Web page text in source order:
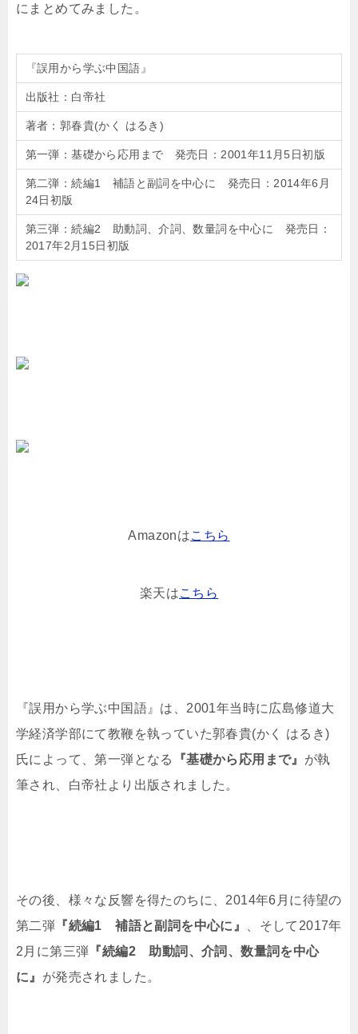
にまとめてみました。
『誤用から学ぶ中国語』
出版社：白帝社
著者：郭春貴(かく はるき)
第一弾：基礎から応用まで 発売日：2001年11月5日初版
第二弾：続編1 補語と副詞を中心に 発売日：2014年6月
24日初版
第三弾：続編2 助動詞、介詞、数量詞を中心に 発売日：
2017年2月15日初版
Amazonはこちら
楽天はこちら
『誤用から学ぶ中国語』は、2001年当時に広島修道大
学経済学部にて教鞭を執っていた郭春貴(かく はるき)
氏によって、第一弾となる
『基礎から応用まで』 が執
筆され、白帝社より出版されました。
その後、様々な反響を得たのちに、2014年6月に待望の
第二弾 『続編1 補語と副詞を中心に』
、そして2017年
2月に第三弾 『続編2 助動詞、介詞、数量詞を中心
に』 が発売されました。